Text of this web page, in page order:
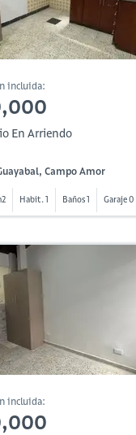
incluida:
En Arriendo
Campo Amor
Habit. 1 Baños 1 Garaje 0
incluida: